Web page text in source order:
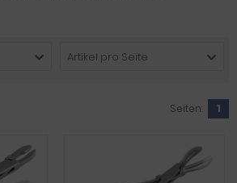
Artikel pro Seite
Seiten: 1